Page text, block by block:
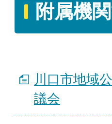
附属機
川口市地域
議会